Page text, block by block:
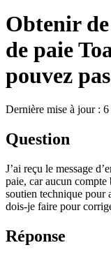
Obtenir
de paie
pouvez
Dernière mise à jour :
Question
J’ai reçu le message
paie, car aucun
soutien technique pour
dois-je faire pour
Réponse